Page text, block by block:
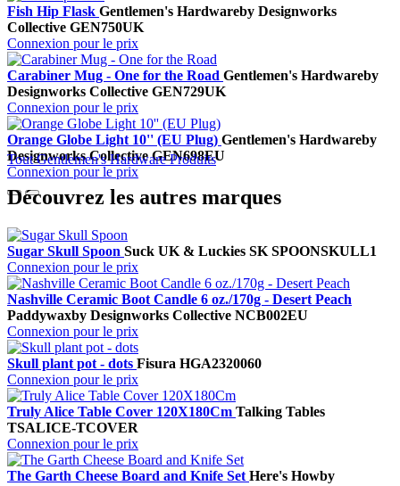
Fish Hip Flask Gentlemen's Hardwareby Designworks
Collective GEN750UK
Connexion pour le prix
Carabiner Mug - One for the Road Gentlemen's Hardwareby
Designworks Collective GEN729UK
Connexion pour le prix
Orange Globe Light 10'' (EU Plug) Gentlemen's Hardwareby
Designworks Collective GEN698EU
Connexion pour le prix
Tout Gentlemen's Hardware Produits
Découvrez les autres marques
Sugar Skull Spoon Suck UK & Luckies SK SPOONSKULL1
Connexion pour le prix
Nashville Ceramic Boot Candle 6 oz./170g - Desert Peach
Paddywaxby Designworks Collective NCB002EU
Connexion pour le prix
Skull plant pot - dots Fisura HGA2320060
Connexion pour le prix
Truly Alice Table Cover 120X180Cm Talking Tables
TSALICE-TCOVER
Connexion pour le prix
The Garth Cheese Board and Knife Set Here's Howby